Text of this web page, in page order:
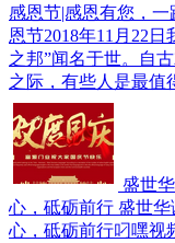
感恩节|感恩有您，
恩节2018年11月22
之邦”闻名于世。自
之际，有些人是最值
盛世
心，砥砺前行 盛世华
心，砥砺前行叼嘿视